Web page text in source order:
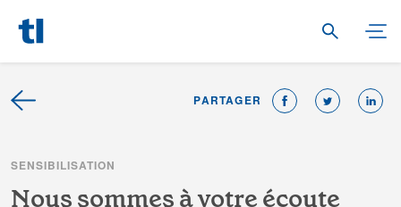
PARTAGER
SENSIBILISATION
Noussommesàvotreécoute